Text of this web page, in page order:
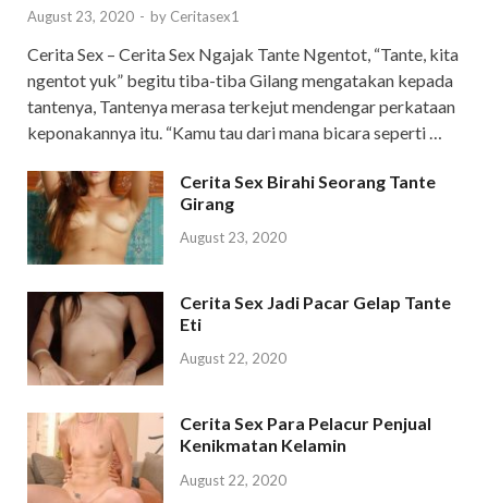
August 23, 2020 - by Ceritasex1
Cerita Sex – Cerita Sex Ngajak Tante Ngentot, “Tante, kita
ngentot yuk” begitu tiba-tiba Gilang mengatakan kepada
tantenya, Tantenya merasa terkejut mendengar perkataan
keponakannya itu. “Kamu tau dari mana bicara seperti …
Cerita Sex Birahi Seorang Tante
Girang
August 23, 2020
Cerita Sex Jadi Pacar Gelap Tante
Eti
August 22, 2020
Cerita Sex Para Pelacur Penjual
Kenikmatan Kelamin
August 22, 2020